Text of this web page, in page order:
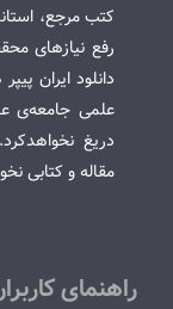
کتب مرجع،
رفع نیازهای
دانلود ایران
علمی جامعه‌ی
دریغ
مقاله و کتابی
راهنمای